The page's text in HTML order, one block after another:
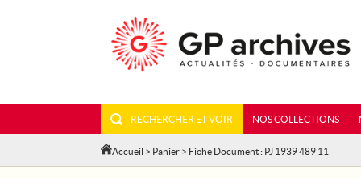
RECHERCHER ET VOIR NOS COLLECTIONS
Accueil > Panier > Fiche Document : PJ 1939 489 11